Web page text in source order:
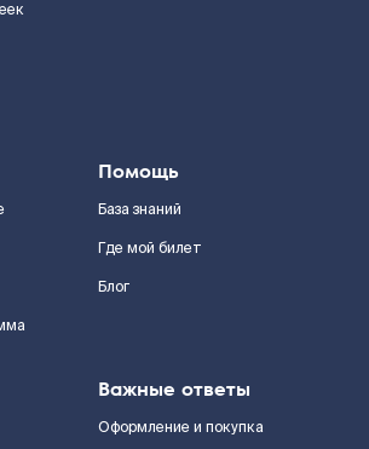
Помощь
База знаний
Где мой билет
Блог
Важные ответы
Оформление и покупка